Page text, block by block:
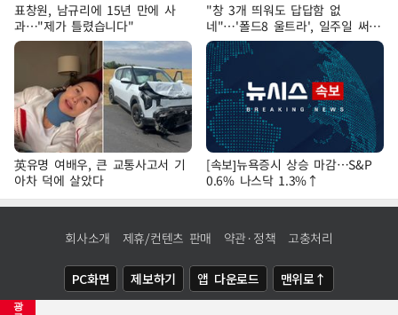
광
표창원, 남규리에 15년 만에 사
과…"제가 틀렸습니다"
"창 3개 띄워도 답답함 없
네"…'폴드8 울트라', 일주일 써보
니
英유명 여배우, 큰 교통사고서 기
아차 덕에 살았다
[속보]뉴욕증시 상승 마감…S&P
0.6% 나스닥 1.3%↑
회사소개 제휴/컨텐츠 판매 약관·정책 고충처리
PC화면 제보하기 앱 다운로드 맨위로↑